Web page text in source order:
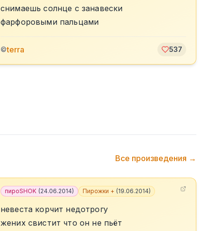
снимаешь солнце с занавески
фарфоровыми пальцами
©terra 537
Все произведения →
пироSHOK (24.06.2014) Пирожки + (19.06.2014)
невеста корчит недотрогу
жених свистит что он не пьёт